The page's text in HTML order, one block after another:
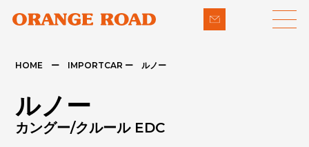
- 輸入車
HOME ー IMPORTCAR ー ルノー
ルノー
カングー/クルール EDC